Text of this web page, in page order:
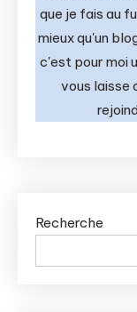
que je fais au
mieux qu'un
c'est pour moi
vous laisse
Recherche